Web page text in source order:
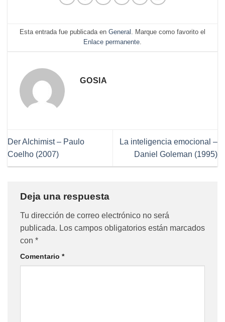
Esta entrada fue publicada en General . Marque como favorito el
Enlace permanente.
GOSIA
Der Alchimist – Paulo
Coelho (2007)
La inteligencia emocional –
Daniel Goleman (1995)
Deja una respuesta
Tu dirección de correo electrónico no será
publicada. Los campos obligatorios están marcados
con *
Comentario *